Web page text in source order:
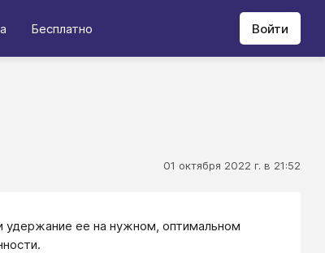
Бесплатно Войти
01 октября 2022 г. в 21:52
удержание ее на нужном, оптимальном